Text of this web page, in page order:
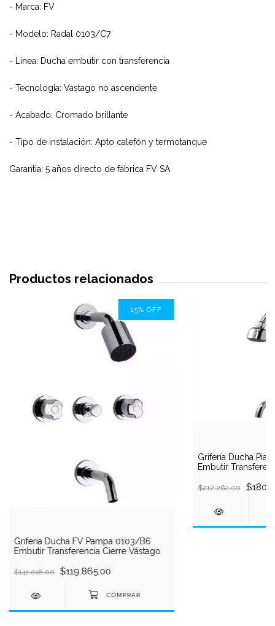
- Marca: FV
- Modelo: Radal 0103/C7
- Linea: Ducha embutir con transferencia
- Tecnologia: Vastago no ascendente
- Acabado: Cromado brillante
- Tipo de instalación: Apto calefón y termotanque
Garantia: 5 años directo de fábrica FV SA
Productos relacionados
15%OFF
Grifería Ducha FV Pampa 0103/B6
Embutir Transferencia Cierre Vástago
$141.018,00 $119.865,00
Grifería Ducha
Embutir
$212.262,00